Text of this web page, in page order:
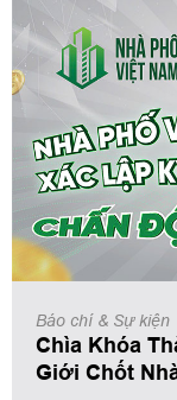
phòng ban,
Báo chí & Sự kiện
Chìa Khóa
Giới Chốt